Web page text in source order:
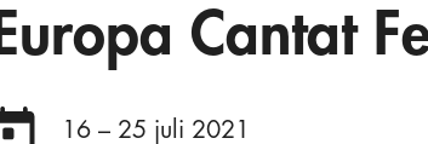
Europa Cantat
Datum:
16 – 25 juli 2021